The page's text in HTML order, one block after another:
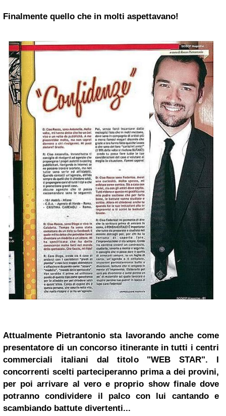
Finalmente quello che in molti aspettavano!
Attualmente Pietrantonio sta lavorando anche come
presentatore di un concorso itinerante in tutti i centri
commerciali italiani dal titolo "WEB STAR". I
concorrenti scelti parteciperanno prima a dei provini,
per poi arrivare al vero e proprio show finale dove
potranno condividere il palco con lui cantando e
scambiando battute divertenti...